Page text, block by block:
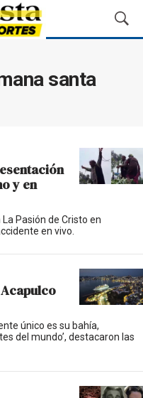
M
o
ú
s
q
u
santa
y en
La Pasión de Cristo en
en vivo.
único es su bahía,
del mundo’, destacaron las